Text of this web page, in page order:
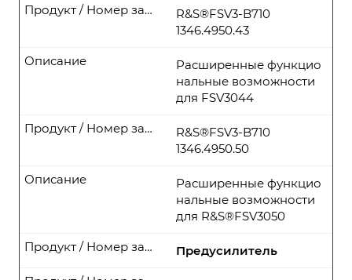
R&S®FSV3-B710
1346.4950.43
Продукт / Номер заказа
Расширенные функцио
нальные возможности
для FSV3044
Описание
R&S®FSV3-B710
1346.4950.50
Продукт / Номер заказа
Расширенные функцио
нальные возможности
для R&S®FSV3050
Описание
Предусилитель
Продукт / Номер заказа